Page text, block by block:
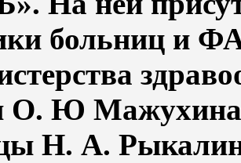
больниц и
О. Ю Мажухина
Н. А.